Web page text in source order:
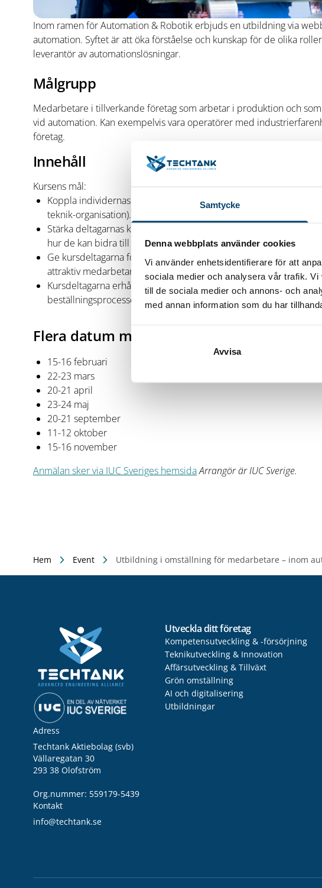
Samtycke
Denna webbplats använder cookies
Vi använder enhetsidentifierare för att
sociala medier och analysera vår trafik.
till de sociala medier och annons- och
med annan information som du har
Avvisa
Inom ramen för Automation & Robotik erbjuds en utbildning via
automation. Syftet är att öka förståelse och kunskap för de olika
leverantör av automationslösningar.
Målgrupp
Medarbetare i tillverkande företag som arbetar i produktion och
vid automation. Kan exempelvis vara operatörer med
företag.
Innehåll
Kursens mål:
Koppla individernas kunskaper med företagets
teknik-organisation).
Stärka deltagarnas kompetens och öka deras förmåga att känna
hur de kan bidra till en omställning.
Ge kursdeltagarna fördjupade kunskaper i ämnet robotik och
attraktiv medarbetare i hantering av en framtida
Kursdeltagarna erhåller en tillräcklig förståelse och kunskap för
beställningsprocessen.
Flera datum möjliga:
15-16 februari
22-23 mars
20-21 april
23-24 maj
20-21 september
11-12 oktober
15-16 november
Anmälan sker via IUC Sveriges hemsidaArrangör är IUC Sverige.
Hem Event Utbildning i omställning för medarbetare – inom
Adress
Techtank Aktiebolag (svb)
Vällaregatan 30
293 38 Olofström
Org.nummer: 559179-5439
Kontakt
info@techtank.se
Utveckla ditt företag
Kompetensutveckling & -försörjning
Teknikutveckling & Innovation
Affärsutveckling & Tillväxt
Grön omställning
AI och digitalisering
Utbildningar